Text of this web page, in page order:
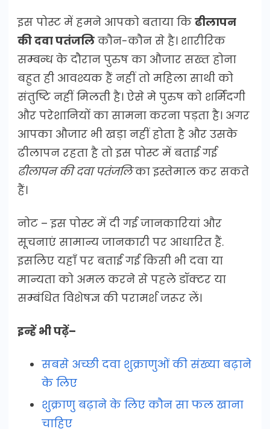
इस पोस्ट में हमने आपको बताया कि ढीलापन
की दवा पतंजलि कौन-कौन से है। शारीरिक
सम्बन्ध के दौरान पुरुष का औजार सख्त होना
बहुत ही आवश्यक हैं नहीं तो महिला साथी को
संतुष्टि नहीं मिलती है। ऐसे मे पुरुष को शर्मिंदगी
और परेशानियों का सामना करना पड़ता है। अगर
आपका औजार भी खड़ा नहीं होता है और उसके
ढीलापन रहता है तो इस पोस्ट में बताई गई
ढीलापन की दवा पतंजलिका इस्तेमाल कर सकते
हैं।
नोट – इस पोस्ट में दी गई जानकारियां और
सूचनाएं सामान्य जानकारी पर आधारित हैं.
इसलिए यहाँ पर बताई गई किसी भी दवा या
मान्यता को अमल करने से पहले डॉक्टर या
सम्बंधित विशेषज्ञ की परामर्श जरूर लें।
इन्हें भी पढ़ें–
सबसे अच्छी दवा शुक्राणुओं की संख्या बढ़ाने
के लिए
शुक्राणु बढ़ाने के लिए कौन सा फल खाना
चाहिए